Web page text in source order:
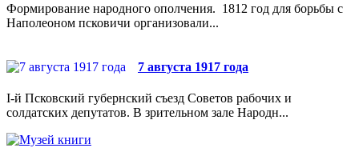
Формирование народного ополчения. 1812 год для борьбы с
Наполеоном псковичи организовали...
7 августа 1917 года
I-й Псковский губернский съезд Советов рабочих и
солдатских депутатов. В зрительном зале Народн...